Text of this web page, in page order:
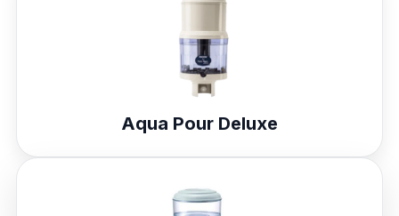
Aqua Pour Deluxe